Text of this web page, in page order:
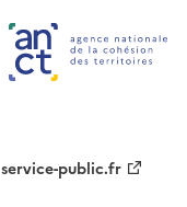
service-public.fr